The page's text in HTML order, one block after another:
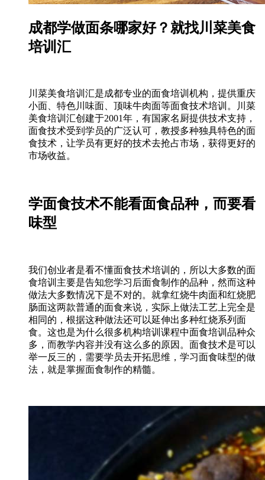
成都学做面条哪家好？就找川菜美食
培训汇
川菜美食培训汇是成都专业的面食培训机构，提供重庆
小面、特色川味面、顶味牛肉面等面食技术培训。川菜
美食培训汇创建于2001年，有国家名厨提供技术支持，
面食技术受到学员的广泛认可，教授多种独具特色的面
食技术，让学员有更好的技术去抢占市场，获得更好的
市场收益。
学面食技术不能看面食品种，而要看
味型
我们创业者是看不懂面食技术培训的，所以大多数的面
食培训主要是告知您学习后面食制作的品种，然而这种
做法大多数情况下是不对的。就拿红烧牛肉面和红烧肥
肠面这两款普通的面食来说，实际上做法工艺上完全是
相同的，根据这种做法还可以延伸出多种红烧系列面
食。这也是为什么很多机构培训课程中面食培训品种众
多，而教学内容并没有这么多的原因。面食技术是可以
举一反三的，需要学员去开拓思维，学习面食味型的做
法，就是掌握面食制作的精髓。